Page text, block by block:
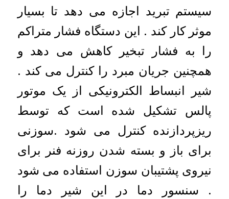
سیستم تبرید اجازه می دهد تا بسیار
موثر کار کند . این دستگاه فشار متراکم
را به فشار تبخیر کاهش می دهد و
همچنین جریان مبرد را کنترل می کند .
شیر انبساط الکترونیکی از یک موتور
پالس تشکیل شده است که توسط
ریزپردازنده کنترل می شود .سوزنی
برای باز و بسته شدن روزنه فنر برای
نیروی پشتیبان سوزن استفاده می شود
. سنسور دما در این شیر دما را